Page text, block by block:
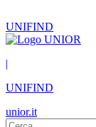
UNIFIND
|
UNIFIND
unior.it